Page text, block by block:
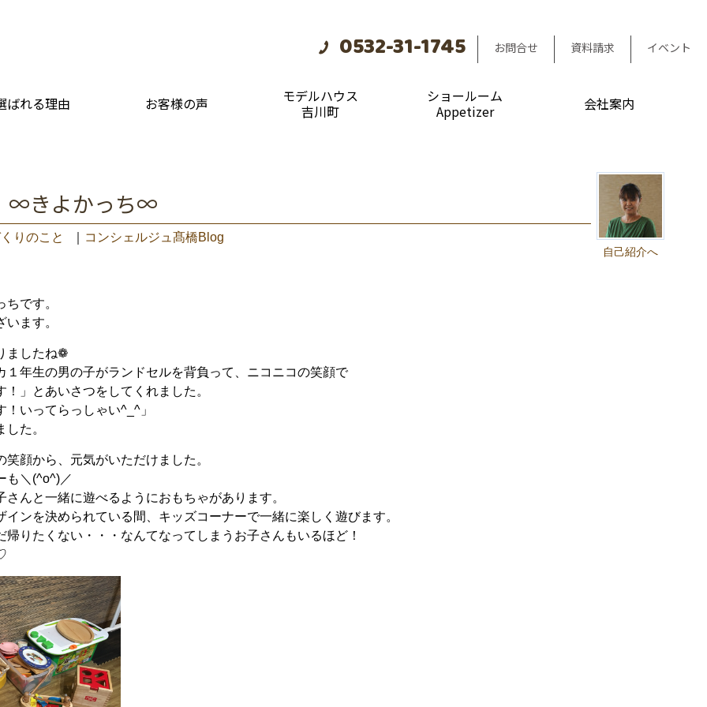
0532-31-1745 お問合せ 資料請求 イベント
ばれる理由 お客様の声
モデルハウス
吉川町
ショールーム
Appetizer
会社案内
自己紹介へ
∞きよかっち∞
りのこと コンシェルジュ髙橋Blog
です。
ます。
ましたね❁
１年生の男の子がランドセルを背負って、ニコニコの笑顔で
」とあいさつをしてくれました。
いってらっしゃい^_^」
た。
顔から、元気がいただけました。
も＼(^o^)／
さんと一緒に遊べるようにおもちゃがあります。
インを決められている間、キッズコーナーで一緒に楽しく遊びます。
帰りたくない・・・なんてなってしまうお子さんもいるほど！